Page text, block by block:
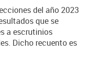
del año 2023
que se
a escrutinios
Dicho recuento es